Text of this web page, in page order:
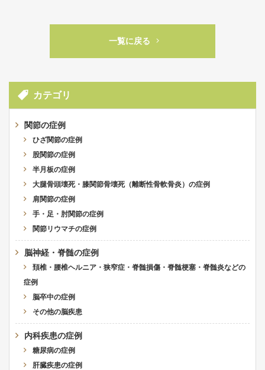
一覧に戻る
カテゴリ
関節の症例
ひざ関節の症例
股関節の症例
半月板の症例
大腿骨頭壊死・膝関節骨壊死（離断性骨軟骨炎）の症例
肩関節の症例
手・足・肘関節の症例
関節リウマチの症例
脳神経・脊髄の症例
頚椎・腰椎ヘルニア・狭窄症・脊髄損傷・脊髄梗塞・脊髄炎などの
症例
脳卒中の症例
その他の脳疾患
内科疾患の症例
糖尿病の症例
肝臓疾患の症例